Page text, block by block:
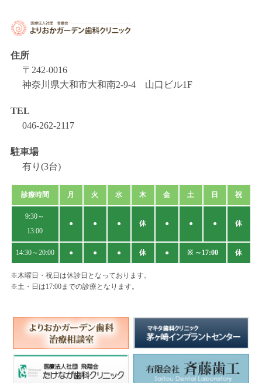
住所
〒242-0016
神奈川県大和市大和南2-9-4 山口ビル1F
TEL
046-262-2117
駐車場
有り(3台)
診療時間 月 火 水 木 金 土 日 祝
9:30～
13:00
● ● ● 休 ● ● ● 休
14:30～20:00 ● ● ● 休 ● ※ ～17:00 休
※木曜日・祝日は休診日となっております。
※土・日は17:00までの診療となります。